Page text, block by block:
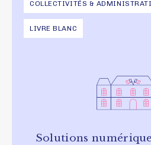
COLLECTIVITÉS &
LIVRE BLANC
Solutions